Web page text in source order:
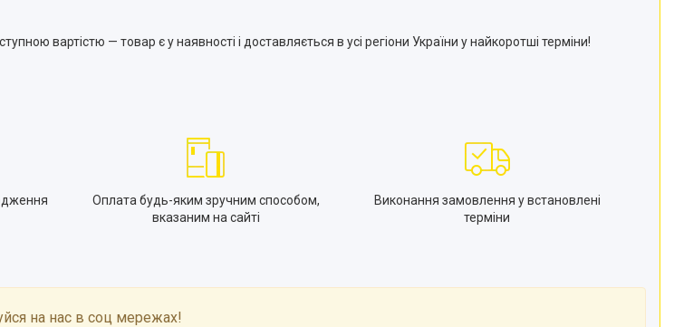
вартістю — товар є у наявності і доставляється в усі регіони України у найкоротші терміни!
Оплата будь-яким зручним способом,
вказаним на сайті
Виконання замовлення у встановлені
терміни
на нас в соц мережах!